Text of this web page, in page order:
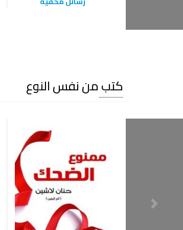
كتب من نفس النوع